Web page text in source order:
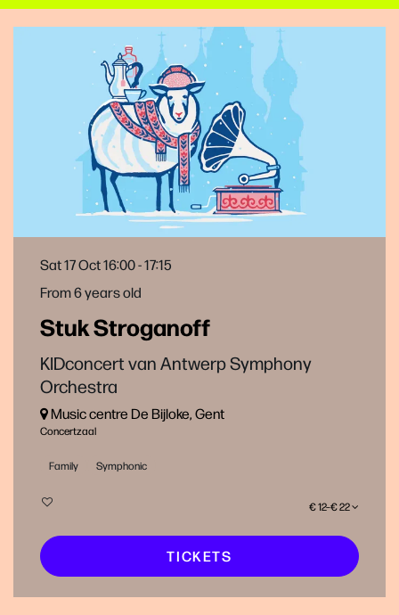
Stuk Stroganoff
KIDconcert van Antwerp Symphony
Orchestra
From 6 years old
Sat 17 Oct16:00 - 17:15
Music centre De Bijloke, Gent
Concertzaal
Family Symphonic
€ 12–€ 22
TICKETS